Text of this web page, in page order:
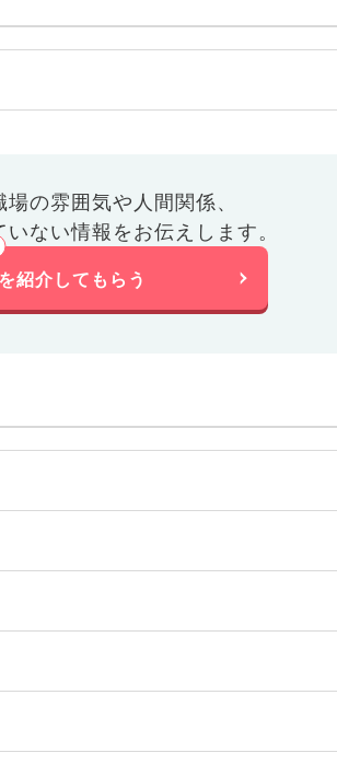
場の雰囲気や人間関係、
ない情報をお伝えします。
紹介してもらう